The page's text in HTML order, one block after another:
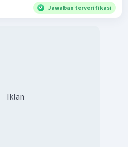
Jawaban terverifikasi
Iklan